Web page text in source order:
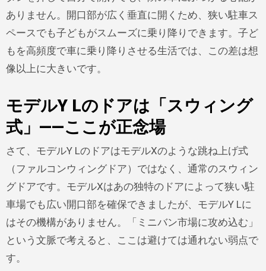
ありません。開口部が広く垂直に開くため、狭い駐車ス
ペースでも子どもがスムーズに乗り降りできます。子ど
もを高頻度で車に乗り降りさせる生活では、この差は想
像以上に大きいです。
モデルY Lのドアは「スウィング
式」——ここが正念場
さて、モデルY LのドアはモデルXのような跳ね上げ式
（ファルコンウィングドア）ではなく、通常のスウィン
グドアです。モデルXはあの独特のドアによって狭い駐
車場でも広い開口部を確保できましたが、モデルY Lに
はその機構がありません。「ミニバン市場に攻め込む」
という文脈で考えると、ここは避けては通れない弱点で
す。